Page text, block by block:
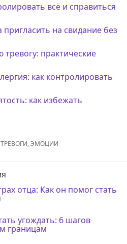
всё и справиться
на свидание без
практические
как контролировать
как избежать
ТРЕВОГИ,ЭМОЦИИ
отца: Как он помог стать
угождать: 6 шагов
границам